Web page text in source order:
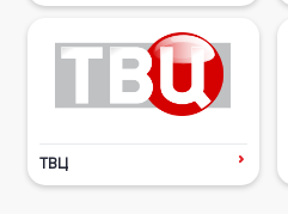
ТВЦ